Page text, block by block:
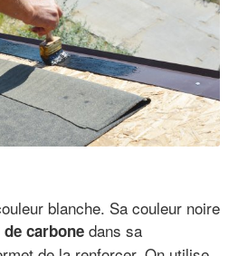
blanche. Sa couleur noire
de carbone dans sa